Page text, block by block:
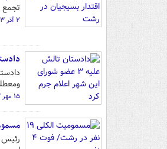
تجمع
۲ آذر ۰۳ - ۱۵:۳۷
دادستان تالش
۱۵ مهر ۰۳ - ۱۷:۴۸
مسمومیت